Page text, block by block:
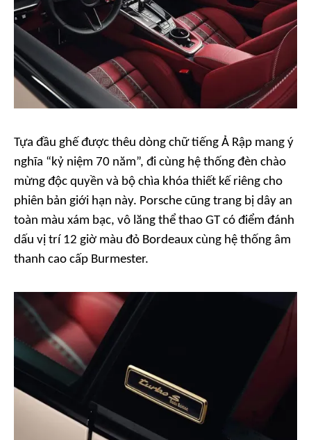
Tựa đầu ghế được thêu dòng chữ tiếng Ả Rập mang ý
nghĩa “kỷ niệm 70 năm”, đi cùng hệ thống đèn chào
mừng độc quyền và bộ chìa khóa thiết kế riêng cho
phiên bản giới hạn này. Porsche cũng trang bị dây an
toàn màu xám bạc, vô lăng thể thao GT có điểm đánh
dấu vị trí 12 giờ màu đỏ Bordeaux cùng hệ thống âm
thanh cao cấp Burmester.